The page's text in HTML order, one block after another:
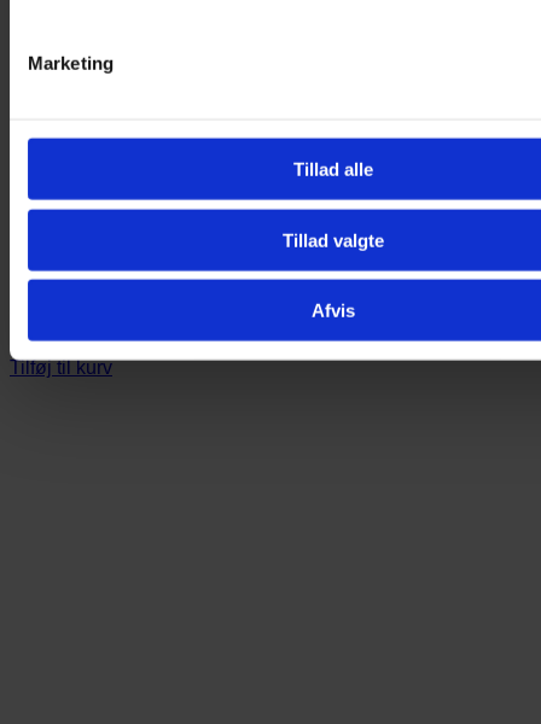
Marketing
Tillad alle
Tillad valgte
Afvis
79,00kr.
Tilføj til kurv